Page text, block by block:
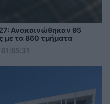
Ανακοινώθηκαν 95
με τα 860 τμήματα